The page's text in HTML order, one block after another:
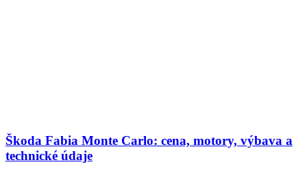
Škoda Fabia Monte Carlo: cena, motory, výbava a
technické údaje